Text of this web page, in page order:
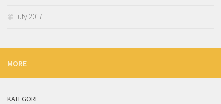
luty 2017
MORE
KATEGORIE